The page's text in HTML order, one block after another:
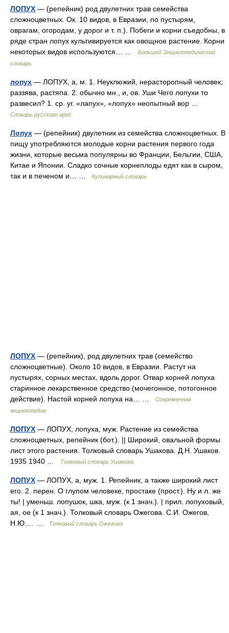
ЛОПУХ — (репейник) род двулетних трав семейства
сложноцветных. Ок. 10 видов, в Евразии, по пустырям,
оврагам, огородам, у дорог и т. п.). Побеги и корни съедобны, в
ряде стран лопух культивируется как овощное растение. Корни
некоторых видов используются… …
Большой Энциклопедический
словарь
лопух — ЛОПУХ, а, м. 1. Неуклюжий, нерасторопный человек;
раззява, растяпа. 2. обычно мн., и, ов. Уши Чего лопухи то
развесил? 1. ср. уг. «лапух», «лопух» неопытный вор …
Словарь русского арго
Лопух — (репейник) двулетник из семейства сложноцветных. В
пищу употребляются молодые корни растения первого года
жизни, которые весьма популярны во Франции, Бельгии, США,
Китае и Японии. Сладко сочные корнеплоды едят как в сыром,
так и в печеном и… …
Кулинарный словарь
ЛОПУХ — (репейник), род двулетних трав (семейство
сложноцветные). Около 10 видов, в Евразии. Растут на
пустырях, сорных местах, вдоль дорог. Отвар корней лопуха
старинное лекарственное средство (мочегонное, потогонное
действие). Настой корней лопуха на… …
Современная
энциклопедия
ЛОПУХ — ЛОПУХ, лопуха, муж. Растение из семейства
сложноцветных, репейник (бот.). || Широкий, овальной формы
лист этого растения. Толковый словарь Ушакова. Д.Н. Ушаков.
1935 1940 …
Толковый словарь Ушакова
ЛОПУХ — ЛОПУХ, а, муж. 1. Репейник, а также широкий лист
его. 2. перен. О глупом человеке, простаке (прост.). Ну и л. же
ты! | уменьш. лопушок, шка, муж. (к 1 знач.). | прил. лопуховый,
ая, ое (к 1 знач.). Толковый словарь Ожегова. С.И. Ожегов,
Н.Ю.… …
Толковый словарь Ожегова